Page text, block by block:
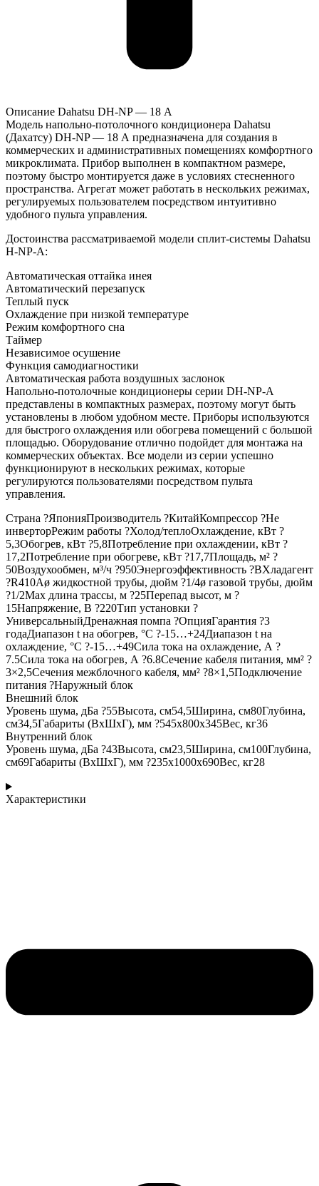
Описание Dahatsu DH-NP — 18 А
Модель напольно-потолочного кондиционера Dahatsu
(Дахатсу) DH-NP — 18 А предназначена для создания в
коммерческих и административных помещениях комфортного
микроклимата. Прибор выполнен в компактном размере,
поэтому быстро монтируется даже в условиях стесненного
пространства. Агрегат может работать в нескольких режимах,
регулируемых пользователем посредством интуитивно
удобного пульта управления.
Достоинства рассматриваемой модели сплит-системы Dahatsu
H-NP-А:
Автоматическая оттайка инея
Автоматический перезапуск
Теплый пуск
Охлаждение при низкой температуре
Режим комфортного сна
Таймер
Независимое осушение
Функция самодиагностики
Автоматическая работа воздушных заслонок
Напольно-потолочные кондиционеры серии DH-NP-А
представлены в компактных размерах, поэтому могут быть
установлены в любом удобном месте. Приборы используются
для быстрого охлаждения или обогрева помещений с большой
площадью. Оборудование отлично подойдет для монтажа на
коммерческих объектах. Все модели из серии успешно
функционируют в нескольких режимах, которые
регулируются пользователями посредством пульта
управления.
Страна ?ЯпонияПроизводитель ?КитайКомпрессор ?Не
инверторРежим работы ?Холод/теплоОхлаждение, кВт ?
5,3Обогрев, кВт ?5,8Потребление при охлаждении, кВт ?
17,2Потребление при обогреве, кВт ?17,7Площадь, м² ?
50Воздухообмен, м³/ч ?950Энергоэффективность ?BХладагент
?R410Aø жидкостной трубы, дюйм ?1/4ø газовой трубы, дюйм
?1/2Max длина трассы, м ?25Перепад высот, м ?
15Напряжение, В ?220Тип установки ?
УниверсальныйДренажная помпа ?ОпцияГарантия ?3
годаДиапазон t на обогрев, °С ?-15…+24Диапазон t на
охлаждение, °С ?-15…+49Сила тока на охлаждение, А ?
7.5Сила тока на обогрев, А ?6.8Сечение кабеля питания, мм² ?
3×2,5Сечения межблочного кабеля, мм² ?8×1,5Подключение
питания ?Наружный блок
Внешний блок
Уровень шума, дБа ?55Высота, см54,5Ширина, см80Глубина,
см34,5Габариты (ВхШхГ), мм ?545x800x345Вес, кг36
Внутренний блок
Уровень шума, дБа ?43Высота, см23,5Ширина, см100Глубина,
см69Габариты (ВхШхГ), мм ?235x1000x690Вес, кг28
Характеристики